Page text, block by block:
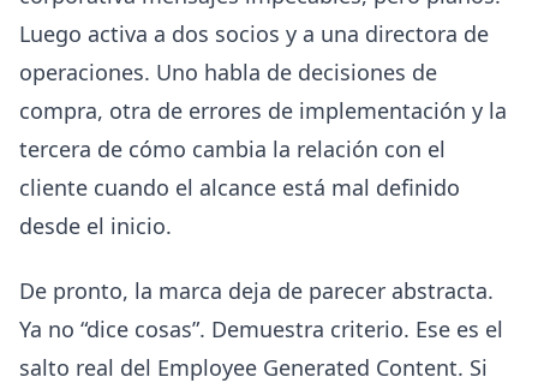
Luego activa a dos socios y a una directora de
operaciones. Uno habla de decisiones de
compra, otra de errores de implementación y la
tercera de cómo cambia la relación con el
cliente cuando el alcance está mal definido
desde el inicio.
De pronto, la marca deja de parecer abstracta.
Ya no “dice cosas”. Demuestra criterio. Ese es el
salto real del Employee Generated Content. Si